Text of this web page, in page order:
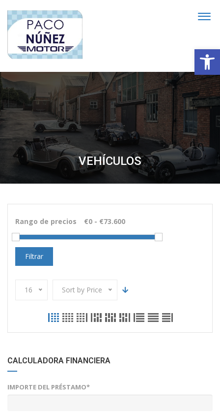
VEHÍCULOS
Rango de precios
Filtrar
16 Sort by Price
CALCULADORA FINANCIERA
IMPORTE DEL PRÉSTAMO*